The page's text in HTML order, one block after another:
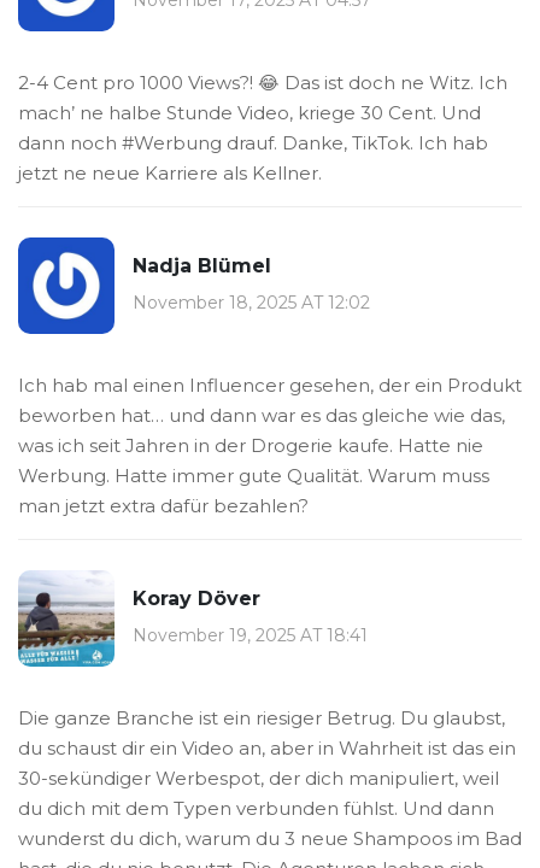
2-4 Cent pro 1000 Views?! 😂 Das ist doch ne Witz. Ich
mach’ ne halbe Stunde Video, kriege 30 Cent. Und
dann noch #Werbung drauf. Danke, TikTok. Ich hab
jetzt ne neue Karriere als Kellner.
Nadja Blümel
November 18, 2025 AT 12:02
Ich hab mal einen Influencer gesehen, der ein Produkt
beworben hat… und dann war es das gleiche wie das,
was ich seit Jahren in der Drogerie kaufe. Hatte nie
Werbung. Hatte immer gute Qualität. Warum muss
man jetzt extra dafür bezahlen?
Koray Döver
November 19, 2025 AT 18:41
Die ganze Branche ist ein riesiger Betrug. Du glaubst,
du schaust dir ein Video an, aber in Wahrheit ist das ein
30-sekündiger Werbespot, der dich manipuliert, weil
du dich mit dem Typen verbunden fühlst. Und dann
wunderst du dich, warum du 3 neue Shampoos im Bad